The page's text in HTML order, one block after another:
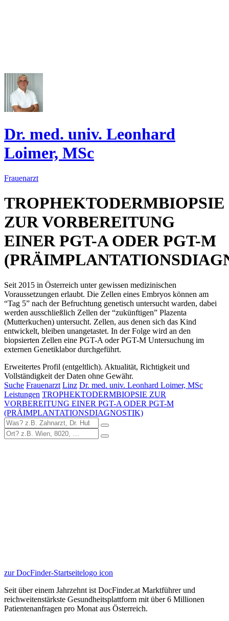
Dr. med. univ. Leonhard
Loimer, MSc
Frauenarzt
TROPHEKTODERMBIOPSIE
ZUR VORBEREITUNG
EINER PGT-A ODER PGT-M
Seit 2015 in Österreich unter gewissen medizinischen
Voraussetzungen erlaubt. Die Zellen eines Embryos können am
“Tag 5” nach der Befruchtung genetisch untersucht warden, dabei
werden ausschließlich Zellen der “zukünftigen” Plazenta
(Mutterkuchen) untersucht. Zellen, aus denen sich das Kind
entwickelt, bleiben unangetastet. In der Folge wird an den
biopsierten Zellen eine PGT-A oder PGT-M Untersuchung im
externen Genetiklabor durchgeführt.
Erweitertes Profil (entgeltlich). Aktualität, Richtigkeit und
Vollständigkeit der Daten ohne Gewähr.
Suche Frauenarzt Linz Dr. med. univ. Leonhard Loimer, MSc
Leistungen TROPHEKTODERMBIOPSIE ZUR
VORBEREITUNG EINER PGT-A ODER PGT-M
(PRÄIMPLANTATIONSDIAGNOSTIK)
zur DocFinder-Startseitelogo icon
Seit über einem Jahrzehnt ist DocFinder.at Marktführer und
reichweitenstärkste Gesundheitsplattform mit über 6 Millionen
Patientenanfragen pro Monat aus Österreich.